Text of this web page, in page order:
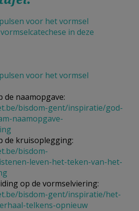
REGISTREREN
voor het vormsel
in deze
voor het vormsel
naamopgave:
bisdom-gent/inspiratie/god-
naamopgave-
de kruisoplegging:
bisdom-
leven-het-teken-van-het-
op de vormselviering:
bisdom-gent/inspiratie/het-
telkens-opnieuw